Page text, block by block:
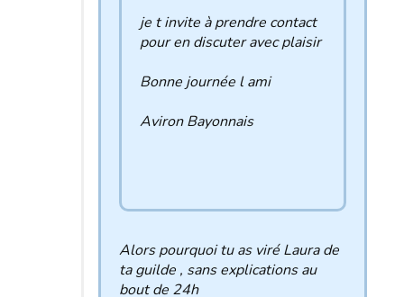
je t invite à prendre contact
pour en discuter avec plaisir
Bonne journée l ami
Aviron Bayonnais
Alors pourquoi tu as viré Laura de
ta guilde , sans explications au
bout de 24h